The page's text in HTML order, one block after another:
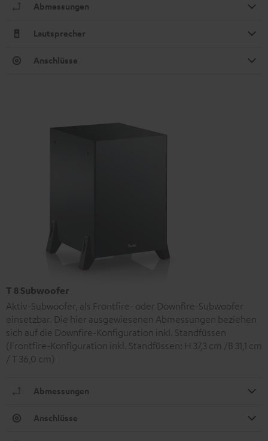
Abmessungen
Lautsprecher
Anschlüsse
T 8 Subwoofer
Aktiv-Subwoofer, als Frontfire- oder Downfire-Subwoofer
einsetzbar. Die hier ausgewiesenen Abmessungen beziehen
sich auf die Downfire-Konfiguration inkl. Standfüssen
(Frontfire-Konfiguration inkl. Standfüssen: H 37,3 cm /B 31,1 cm
/ T 36,0 cm)
Abmessungen
Anschlüsse